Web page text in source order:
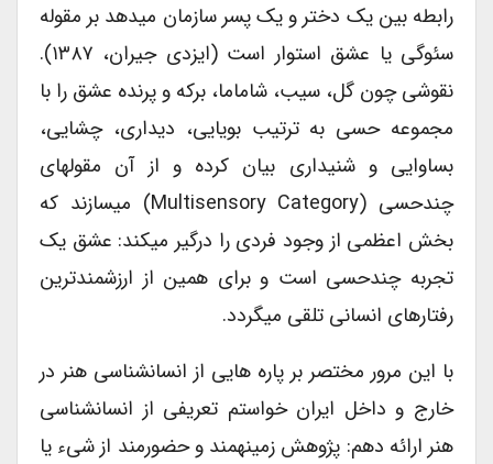
رابطه بین یک دختر و یک پسر سازمان می­دهد بر مقوله
سئوگی یا عشق استوار است (ایزدی جیران، ۱۳۸۷).
نقوشی چون گل، سیب، شاماما، برکه و پرنده عشق را با
مجموعه حسی به ترتیب بویایی، دیداری، چشایی،
بساوایی و شنیداری بیان کرده و از آن مقوله­ای
چندحسی (multisensory Category) می­سازند که
بخش اعظمی از وجود فردی را درگیر می­کند: عشق یک
تجربه چندحسی است و برای همین از ارزشمندترین
رفتارهای انسانی تلقی می­گردد.
با این مرور مختصر بر پاره­ هایی از انسان­شناسی هنر در
خارج و داخل ایران خواستم تعریفی از انسان­شناسی
هنر ارائه دهم: پژوهش زمینه­مند و حضورمند از شیء یا